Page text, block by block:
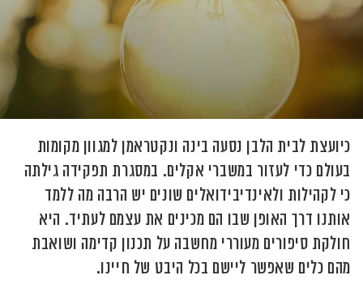
כיועצת לבית הלבן נסעה בינה ונקטראמן למגוון מקומות
בעולם כדי לעזור במשברי אקלים. במסגרת תפקידה גילתה
כי לקהילות ולאינדיבידואלים שונים יש הרבה מה ללמד
אותנו דרך האופן שבו הם מכינים את עצמם לעתיד. היא
חולקת סיפורים מעוררי מחשבה על תכנון קדימה ושואבת
מהם כלים שאפשר ליישם בכל היבט של חיינו.